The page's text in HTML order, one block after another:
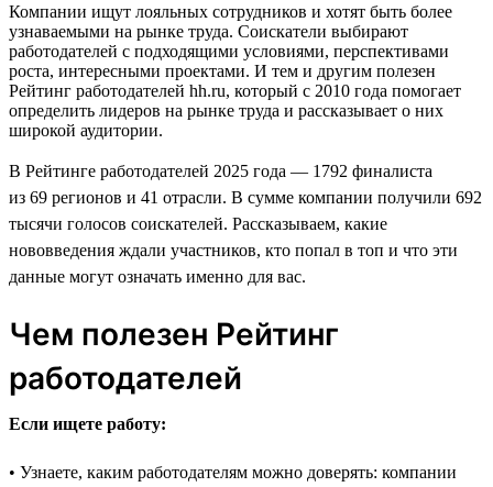
Компании ищут лояльных сотрудников и хотят быть более
узнаваемыми на рынке труда. Соискатели выбирают
работодателей с подходящими условиями, перспективами
роста, интересными проектами. И тем и другим полезен
Рейтинг работодателей hh.ru, который с 2010 года помогает
определить лидеров на рынке труда и рассказывает о них
широкой аудитории.
В Рейтинге работодателей 2025 года — 1792 финалиста
из 69 регионов и 41 отрасли. В сумме компании получили 692
тысячи голосов соискателей. Рассказываем, какие
нововведения ждали участников, кто попал в топ и что эти
данные могут означать именно для вас.
Чем полезен Рейтинг
работодателей
Если ищете работу:
• Узнаете, каким работодателям можно доверять: компании